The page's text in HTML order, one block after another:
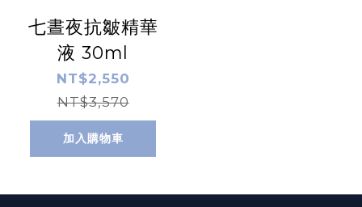
七晝夜抗皺精華
液 30ml
NT$2,550
NT$3,570
加入購物車